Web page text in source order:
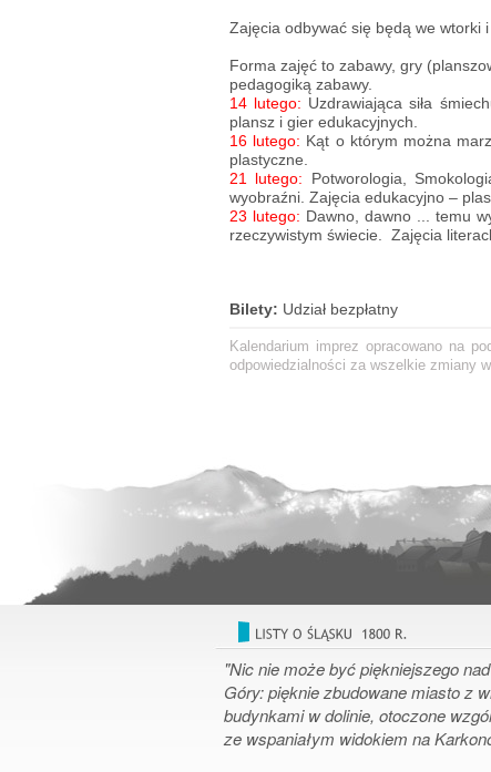
Zajęcia odbywać się będą we wtorki
Forma zajęć to zabawy, gry
pedagogiką zabawy.
14 lutego: Uzdrawiająca siła
plansz i gier edukacyjnych.
16 lutego: Kąt o którym można
plastyczne.
21 lutego: Potworologia,
wyobraźni. Zajęcia edukacyjno –
23 lutego: Dawno, dawno ... temu
rzeczywistym świecie. Zajęcia
Bilety: Udział bezpłatny
Kalendarium imprez opracowano na
odpowiedzialności za wszelkie zmiany
"Nic nie może być piękniejszego
Góry: pięknie zbudowane miasto z
budynkami w dolinie, otoczone
ze wspaniałym widokiem na